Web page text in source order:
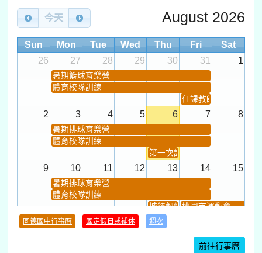
今天 August 2026
Sun Mon Tue Wed Thu Fri
Sat
26
27 28 29 30 31 1
暑期籃球育樂營
體育校隊訓練
任課教師抽籤
2 3 4 5 6 7 8
暑期排球育樂營
體育校隊訓練
第一次課發會 (12:30~)
9 10 11 12 13 14 15
暑期排球育樂營
體育校隊訓練
城鎮韌性(防空)演習
桃園市運動會
暑期體育育樂營結束
同德國中行事曆 國定假日或補休 週次
前往行事曆